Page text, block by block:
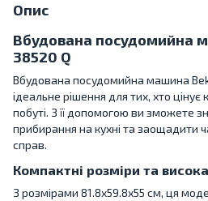
Опис
Вбудована посудомийна
38520 Q
Вбудована посудомийна машина
ідеальне рішення для тих, хто цінує
побуті. З її допомогою ви зможете
прибирання на кухні та заощадити
справ.
Компактні розміри та
З розмірами 81.8x59.8x55 см, ця